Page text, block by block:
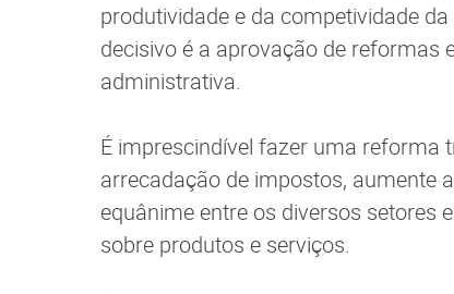
produtividade e da competividade
decisivo é a aprovação de reformas
administrativa.
É imprescindível fazer uma reforma
arrecadação de impostos, aumente
equânime entre os diversos setores
sobre produtos e serviços.